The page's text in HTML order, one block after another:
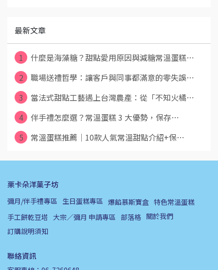
最新文章
1
什麼是海藻糖？甜點愛用原因與減糖常溫蛋糕⋯
2
職場送禮哲學：讓客戶與同事都滿意的零失誤⋯
3
當法式甜點工藝遇上台灣農產：從「不知火橘⋯
4
伴手禮怎麼選？常溫蛋糕 3 大優勢，保存⋯
5
常溫蛋糕推薦｜10款人氣常溫甜點介紹+保⋯
栗卡朵洋菓子坊
彌月/伴手禮專區 生日蛋糕專區 爆餡慕斯寶盒 特色常溫蛋糕
手工餅乾豆塔 大宗／彌月 申請專區 部落格 關於我們
訂購說明須知
聯絡資訊